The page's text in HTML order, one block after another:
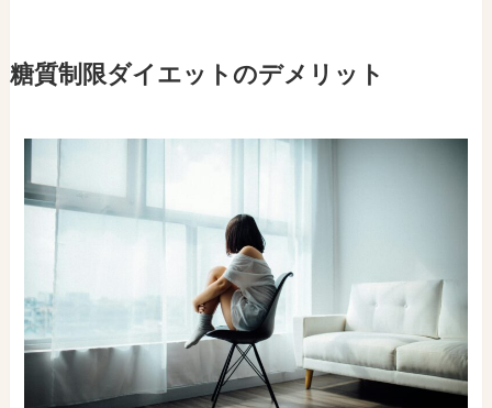
糖質制限ダイエットのデメリット